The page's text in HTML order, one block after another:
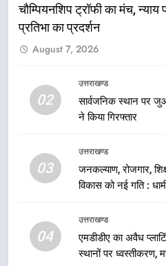
चौम्पियनशिप ट्रॉफी का मंच,
प्रतिभा का प्रदर्शन
August 7, 2026
02
उत्तराखण्ड
सार्वजनिक स्थान पर
ने किया गिरफ्तार
03
उत्तराखण्ड
जनकल्याण, रोजगार,
विकास को नई गति :
04
उत्तराखण्ड
एमडीडीए का अवैध
स्थानों पर ध्वस्तीकरण,
5
का गठन
उत्तराखण्ड
मुख्यमंत्री
देना